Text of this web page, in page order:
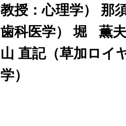
教授：心理学） 那
歯科医学） 堀 薫
山 直記（草加ロイ
学）